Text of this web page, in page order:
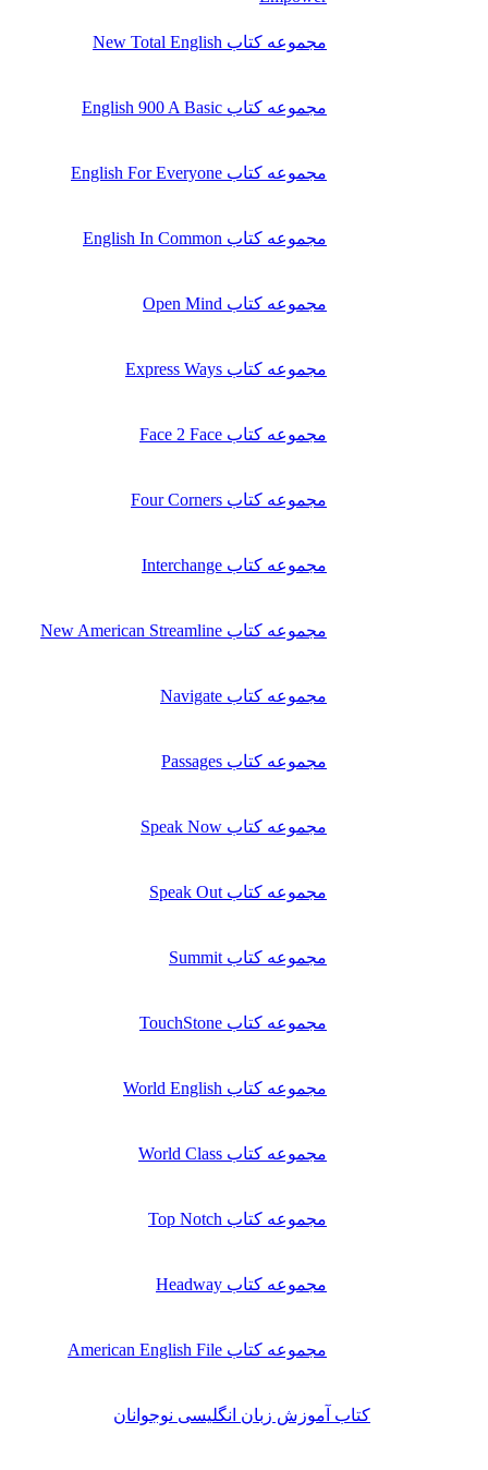
مجموعه کتاب New Total English
مجموعه کتاب English 900 A Basic
مجموعه کتاب English For Everyone
مجموعه کتاب English In Common
مجموعه کتاب Open Mind
مجموعه کتاب Express Ways
مجموعه کتاب Face 2 Face
مجموعه کتاب Four Corners
مجموعه کتاب Interchange
مجموعه کتاب New American Streamline
مجموعه کتاب Navigate
مجموعه کتاب Passages
مجموعه کتاب Speak Now
مجموعه کتاب Speak Out
مجموعه کتاب Summit
مجموعه کتاب TouchStone
مجموعه کتاب World English
مجموعه کتاب World Class
مجموعه کتاب Top Notch
مجموعه کتاب Headway
مجموعه کتاب American English File
کتاب آموزش زبان انگلیسی نوجوانان